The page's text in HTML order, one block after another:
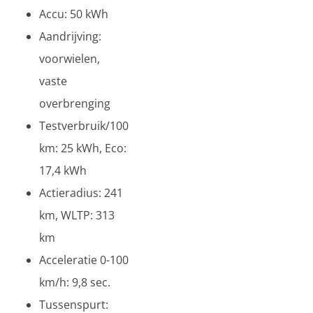
Accu: 50 kWh
Aandrijving:
voorwielen,
vaste
overbrenging
Testverbruik/100
km: 25 kWh, Eco:
17,4 kWh
Actieradius: 241
km, WLTP: 313
km
Acceleratie 0-100
km/h: 9,8 sec.
Tussenspurt: